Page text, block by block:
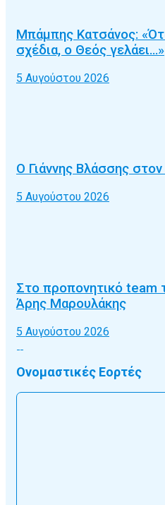
Μπάμπης Κατσάνος:
σχέδια, ο Θεός γελάει…»
5 Αυγούστου 2026
Ο Γιάννης Βλάσσης
5 Αυγούστου 2026
Στο προπονητικό team
Άρης Μαρουλάκης
5 Αυγούστου 2026
Ονομαστικές Εορτές